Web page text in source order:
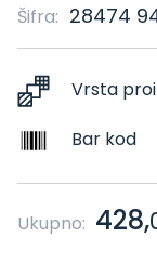
Šifra: 28474
Vrsta
Bar kod
Ukupno: 428,